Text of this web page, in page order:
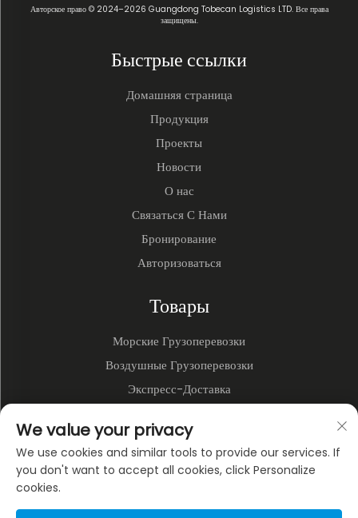
Авторское право © 2024–2026 Guangdong Tobecan Logistics LTD. Все права
защищены.
Быстрые ссылки
Домашняя страница
Продукция
Проекты
Новости
О нас
Связаться С Нами
Бронирование
Авторизоваться
Товары
Морские Грузоперевозки
Воздушные Грузоперевозки
Экспресс-Доставка
Наземные Перевозки
Мультимодальные Перевозки
О КОМПАНИИ
We value your privacy
We use cookies and similar tools to provide our services. If
you don't want to accept all cookies, click Personalize
cookies.